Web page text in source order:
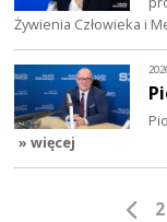
Żywienia Człowieka i
» więcej
2